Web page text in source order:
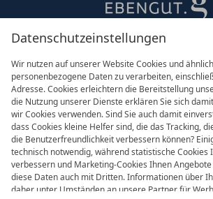
Datenschutzeinstellungen
Wir nutzen auf unserer Website Cookies und
personenbezogene Daten zu verarbeiten,
Adresse. Cookies erleichtern die Bereitstellung
die Nutzung unserer Dienste erklären Sie sich
wir Cookies verwenden. Sind Sie auch damit
dass Cookies kleine Helfer sind, die das Tracking,
die Benutzerfreundlichkeit verbessern können?
technisch notwendig, während statistische Cookies
verbessern und Marketing-Cookies Ihnen
diese Daten auch mit Dritten. Informationen über
daher unter Umständen an unsere Partner für
Impressum
AGB